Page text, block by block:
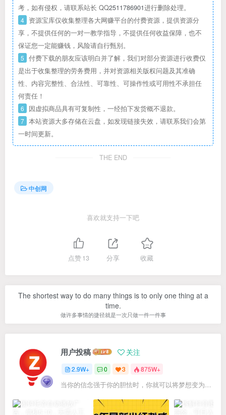
考，如有侵权，请联系站长 QQ2511786901进行删除处理。
4 资源宝库仅收集整理各大网赚平台的付费资源，提供资源分
享，不提供任何的一对一教学指导，不提供任何收益保障，也不
保证您一定能赚钱，风险请自行甄别。
5 付费下载的朋友应该明白并了解，我们对部分资源进行收费仅
是出于收集整理的劳务费用，并对资源相关版权问题及其准确
性、内容完整性、合法性、可靠性、可操作性或可用性不承担任
何责任！
6 因虚拟商品具有可复制性，一经拍下发货概不退款。
7 本站资源大多存储在云盘，如发现链接失效，请联系我们会第
一时间更新。
THE END
中创网
喜欢就支持一下吧
点赞13 分享 收藏
The shortest way to do many things is to only one thing at a
time.
做许多事情的捷径就是一次只做一件一件事
用户投稿 关注
2.9W+ 0 3 875W+
当你的信念强于你的胆怯时，你就可以将梦想变为现实了